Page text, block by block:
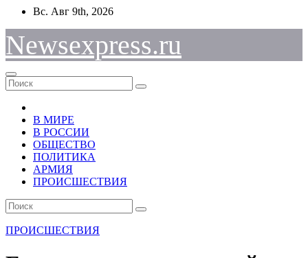
Перейти
содержимому
Вс. Авг 9th, 2026
Newsexpress.ru
В МИРЕ
В РОССИИ
ОБЩЕСТВО
ПОЛИТИКА
АРМИЯ
ПРОИСШЕСТВИЯ
ПРОИСШЕСТВИЯ